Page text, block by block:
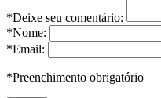
*Deixe seu comentário:
*Nome:
*Email:
*Preenchimento obrigatório